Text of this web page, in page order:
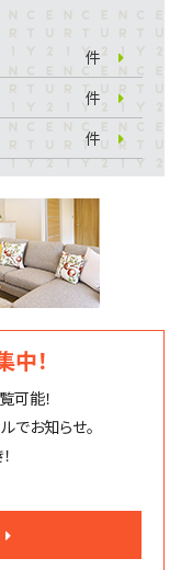
件
件
件
！
可能！
でお知らせ。